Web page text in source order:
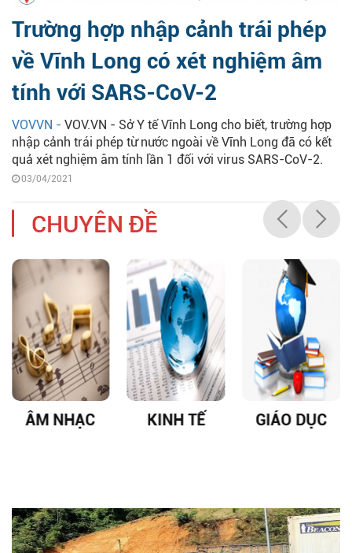
Trường hợp nhập cảnh trái phép
về Vĩnh Long có xét nghiệm âm
tính với SARS-CoV-2
VOVVN - VOV.VN - Sở Y tế Vĩnh Long cho biết, trường hợp
nhập cảnh trái phép từ nước ngoài về Vĩnh Long đã có kết
quả xét nghiệm âm tính lần 1 đối với virus SARS-CoV-2.
03/04/2021
CHUYÊN ĐỀ
ÂM NHẠC KINH TẾ GIÁO DỤC